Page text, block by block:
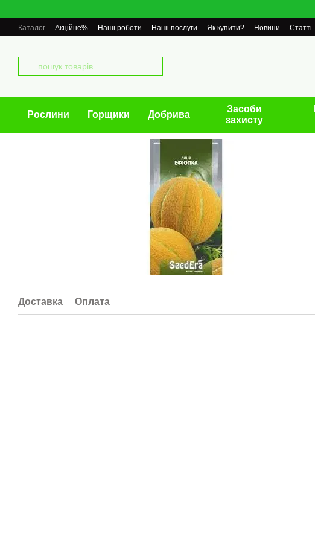
Каталог Акційне% Наші роботи Наші послуги Як купити? Новини Статті
Рослини Горщики Добрива
Засоби
захисту
Доставка Оплата